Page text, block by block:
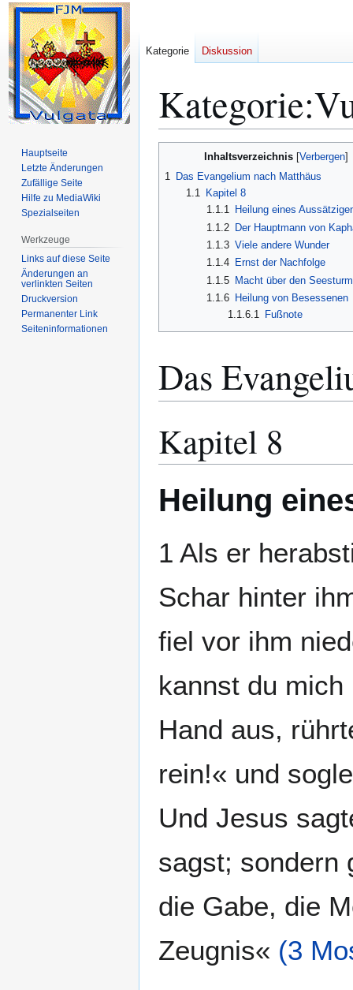
Kategorie:
Inhaltsverzeichnis
1 Das Evangelium nach Matthäus
1.1
Kapitel 8
1.1.1 Heilung eines
1.1.2 Der Hauptmann von
1.1.3 Viele andere Wunder
1.1.4 Ernst der Nachfolge
1.1.5 Macht über den Seesturm
1.1.6 Heilung von Besessenen
1.1.6.1
Fußnote
Das
Kapitel 8
Heilung
1 Als er
Schar hinter
fiel vor ihm
kannst du
Hand aus,
rein!« und
Und Jesus
sagst; sondern
die Gabe, die
Zeugnis« (3
Kategorie Diskussion
Hauptseite
Letzte Änderungen
Zufällige Seite
Hilfe zu MediaWiki
Spezialseiten
Werkzeuge
Links auf diese Seite
Änderungen an
verlinkten Seiten
Druckversion
Permanenter Link
Seiten­­informationen